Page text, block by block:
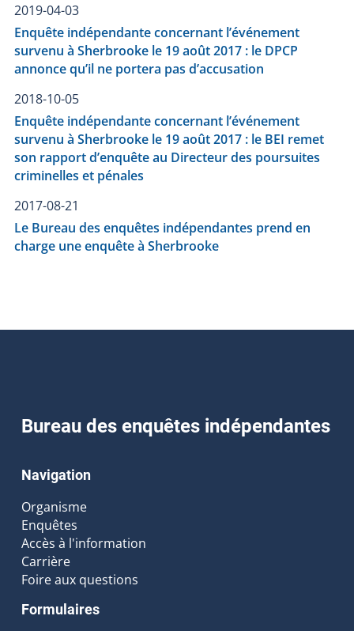
2019-04-03
Enquête indépendante concernant l’événement
survenu à Sherbrooke le 19 août 2017 : le DPCP
annonce qu’il ne portera pas d’accusation
2018-10-05
Enquête indépendante concernant l’événement
survenu à Sherbrooke le 19 août 2017 : le BEI remet
son rapport d’enquête au Directeur des poursuites
criminelles et pénales
2017-08-21
Le Bureau des enquêtes indépendantes prend en
charge une enquête à Sherbrooke
Bureau des enquêtes indépendantes
Navigation
Organisme
Enquêtes
Accès à l'information
Carrière
Foire aux questions
Formulaires